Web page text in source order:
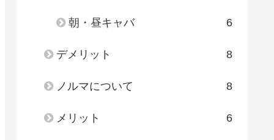
朝・昼キャバ 6
デメリット 8
ノルマについて 8
メリット 6